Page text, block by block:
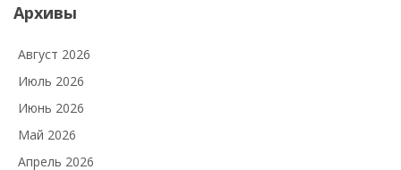
Архивы
Август 2026
Июль 2026
Июнь 2026
Май 2026
Апрель 2026